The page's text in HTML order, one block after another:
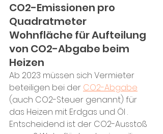
CO2-Emissionen pro
Quadratmeter
Wohnfläche für Aufteilung
von CO2-Abgabe beim
Heizen
Ab 2023 müssen sich Vermieter
beteiligen bei der CO2-Abgabe
(auch CO2-Steuer genannt) für
das Heizen mit Erdgas und Öl .
Entscheidend ist der CO2-Ausstoß